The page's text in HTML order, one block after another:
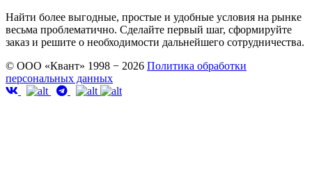
Найти более выгодные, простые и удобные условия на рынке
весьма проблематично. Сделайте первый шаг, сформируйте
заказ и решите о необходимости дальнейшего сотрудничества.
© ООО «Квант» 1998 − 2026 Политика обработки
персональных данных